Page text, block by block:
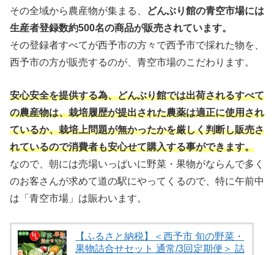
その全域から農産物が集まる、
どんぶり館の青空市場には
生産者登録数約500名の商品が販売されています。
その登録者すべてが西予市の方々で西予市で採れた物を、
西予市の方が販売するのが、青空市場のこだわります。
安心安全を提供する為、どんぶり館では出荷されるすべて
の農産物は、栽培履歴が提出された農薬は適正に使用され
ているか、栽培上問題が無かったかを厳しく判断し販売さ
れているので消費者も安心せて購入する事ができます。
なので、朝には売場いっぱいに野菜・果物がならんで多く
のお客さんが求めて道の駅にやってくるので、特に午前中
は「青空市場」は賑わいます。
【ふるさと納税】＜西予市 旬の野菜・
果物詰合せセット 通常/3回定期便＞ 詰